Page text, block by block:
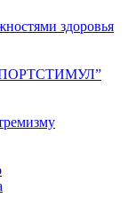
здоровья